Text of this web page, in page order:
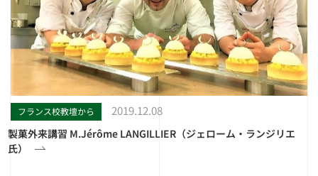
フランス校教壇から 2019.12.08
製菓外来講習 M.Jérôme LANGILLIER（ジェローム・ランジリエ
氏）